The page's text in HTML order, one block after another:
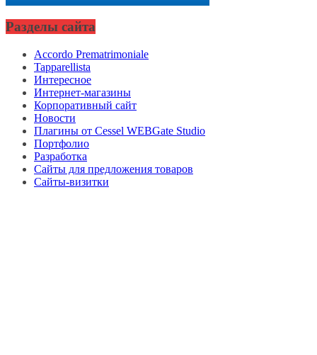
Разделы сайта
Accordo Prematrimoniale
Tapparellista
Интересное
Интернет-магазины
Корпоративный сайт
Новости
Плагины от Cessel WEBGate Studio
Портфолио
Разработка
Сайты для предложения товаров
Сайты-визитки